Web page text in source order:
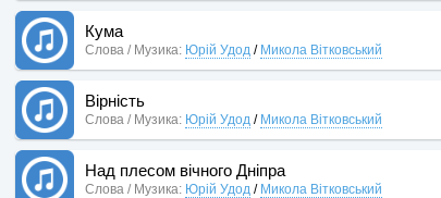
Кума
Слова / Музика: Юрій Удод / Микола Вітковський
Вірність
Слова / Музика: Юрій Удод / Микола Вітковський
Над плесом вічного Дніпра
Слова / Музика: Юрій Удод / Микола Вітковський